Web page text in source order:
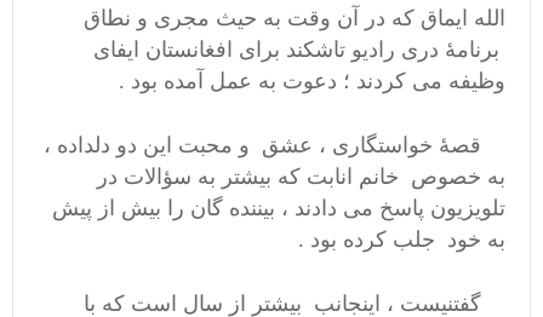
الله ایماق که در آن وقت به حیث مجری و نطاق
برنامهٔ دری رادیو تاشکند برای افغانستان ایفای
وظیفه می کردند ؛ دعوت به عمل آمده بود .
قصهٔ خواستگاری ، عشق و محبت این دو دلداده ،
به خصوص خانم انابت که بیشتر به سؤالات در
تلویزیون پاسخ می دادند ، بیننده گان را بیش از پیش
به خود جلب کرده بود .
گفتنیست ، اینجانب بیشتر از سال است که با